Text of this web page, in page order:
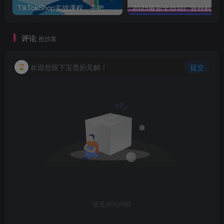
TikTokShop实战课程，手把手教你低成本启动，东南亚无货源玩法全解析
评论 抢沙发
欢迎您留下宝贵的见解！ 提交
暂无评论内容